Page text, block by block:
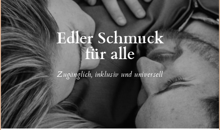
Edler Schmuck
für alle
Zugänglich, inklusiv und universell